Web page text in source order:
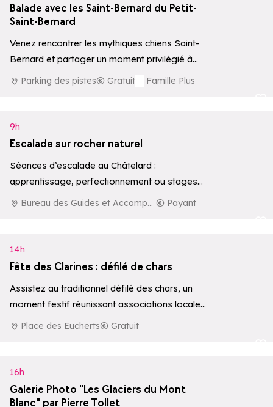
Balade avec les Saint-Bernard du Petit-
Saint-Bernard
Venez rencontrer les mythiques chiens Saint-
Bernard et partager un moment privilégié à
leurs côtés, avec possibilité de balade
Parking des pistes Gratuit
Famille Plus
9h
Escalade sur rocher naturel
Séances d’escalade au Châtelard :
apprentissage, perfectionnement ou stages
sur rocher naturel.
Bureau des Guides et Accompagnateurs de La Rosière
Payant
14h
Fête des Clarines : défilé de chars
Assistez au traditionnel défilé des chars, un
moment festif réunissant associations locales
et habitants en costumes traditionnels
Place des Eucherts
Gratuit
16h
Galerie Photo "Les Glaciers du Mont
Blanc" par Pierre Tollet